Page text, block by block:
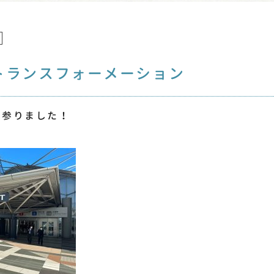
ンスフォーメーション
りました！